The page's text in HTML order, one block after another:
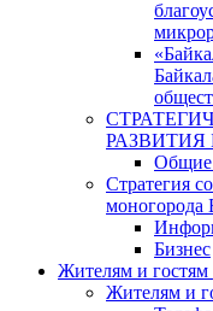
РАЗВИТИЯ
Общие
Стратегия
моногорода
Бизнес
Жителям и гостям
Жителям и